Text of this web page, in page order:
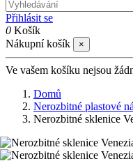
Přihlásit se
0 Košík
Nákupní košík
×
Ve vašem košíku nejsou
Domů
Nerozbitné plastové
Nerozbitné sklenice